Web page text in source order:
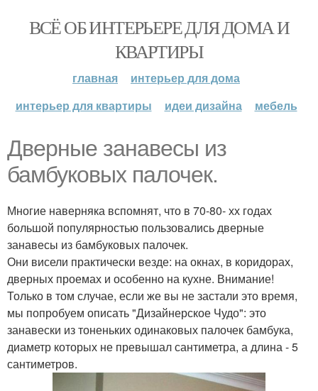
ВСЁ ОБ ИНТЕРЬЕРЕ ДЛЯ ДОМА И
КВАРТИРЫ
главная
интерьер для дома
интерьер для квартиры
идеи дизайна мебель
Дверные занавесы из
бамбуковых палочек.
Многие наверняка вспомнят, что в 70-80- хх годах
большой популярностью пользовались дверные
занавесы из бамбуковых палочек.
Они висели практически везде: на окнах, в коридорах,
дверных проемах и особенно на кухне. Внимание!
Только в том случае, если же вы не застали это время,
мы попробуем описать "Дизайнерское Чудо": это
занавески из тоненьких одинаковых палочек бамбука,
диаметр которых не превышал сантиметра, а длина - 5
сантиметров.